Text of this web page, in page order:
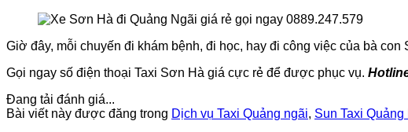
Giờ đây, mỗi chuyến đi khám bệnh, đi học, hay đi công việc của bà
Gọi ngay số điện thoại Taxi Sơn Hà giá cực rẻ để được phục vụ.
Đang tải đánh giá...
Bài viết này được đăng trong Dịch vụ Taxi Quảng ngãi, Sun Taxi Quảng